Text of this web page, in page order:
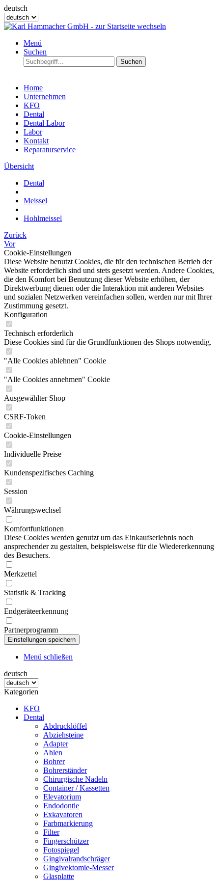
deutsch
Menü
Suchen
Suchen
Home
Unternehmen
KFO
Dental
Dental Labor
Labor
Kontakt
Reparaturservice
Übersicht
Dental
Meissel
Hohlmeissel
Zurück
Vor
Cookie-Einstellungen
Diese Website benutzt Cookies, die für den technischen Betrieb der
Website erforderlich sind und stets gesetzt werden. Andere Cookies,
die den Komfort bei Benutzung dieser Website erhöhen, der
Direktwerbung dienen oder die Interaktion mit anderen Websites
und sozialen Netzwerken vereinfachen sollen, werden nur mit Ihrer
Zustimmung gesetzt.
Konfiguration
Technisch erforderlich
Diese Cookies sind für die Grundfunktionen des Shops notwendig.
"Alle Cookies ablehnen" Cookie
"Alle Cookies annehmen" Cookie
Ausgewählter Shop
CSRF-Token
Cookie-Einstellungen
Individuelle Preise
Kundenspezifisches Caching
Session
Währungswechsel
Komfortfunktionen
Diese Cookies werden genutzt um das Einkaufserlebnis noch
ansprechender zu gestalten, beispielsweise für die Wiedererkennung
des Besuchers.
Merkzettel
Statistik & Tracking
Endgeräteerkennung
Partnerprogramm
Menü schließen
deutsch
Kategorien
KFO
Dental
Abdrucklöffel
Abziehsteine
Adapter
Ahlen
Bohrer
Bohrerständer
Chirurgische Nadeln
Container / Kassetten
Elevatorium
Endodontie
Exkavatoren
Farbmarkierung
Filter
Fingerschützer
Fotospiegel
Gingivalrandschräger
Gingivektomie-Messer
Glasplatte